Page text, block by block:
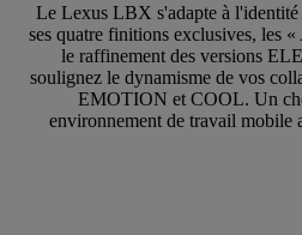
Le Lexus LBX s'adapte à l'identité
ses quatre finitions exclusives, les
le raffinement des versions
soulignez le dynamisme de vos
EMOTION et COOL. Un
environnement de travail mobile